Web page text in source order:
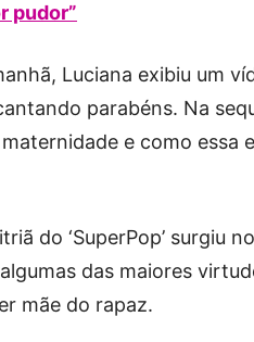
pudor”
Luciana exibiu um
parabéns. Na
e como essa
do ‘SuperPop’ surgiu
das maiores
mãe do rapaz.